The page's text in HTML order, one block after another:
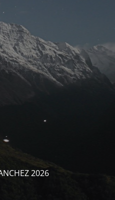
2026